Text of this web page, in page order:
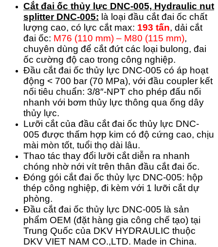
Cắt đai ốc thủy lực DNC-005, Hydraulic nut
splitter DNC-005: là loại đầu cắt đai ốc chất
lượng cao, có lực cắt max: 193 tấn, dải cắt
đai ốc: M76 (110 mm) – M80 (115 mm),
chuyên dùng để cắt đứt các loại bulong, đai
ốc cường độ cao trong công nghiệp.
Đầu cắt đai ốc thủy lực DNC-005 có áp hoạt
động < 700 bar (70 MPa), với đầu coupler kết
nối tiêu chuẩn: 3/8″-NPT cho phép đấu nối
nhanh với bơm thủy lực thông qua ống dây
thủy lực.
Lưỡi cắt của đầu cắt đai ốc thủy lực DNC-
005 được thấm hợp kim có độ cứng cao, chịu
mài mòn tốt, tuổi thọ dài lâu.
Thao tác thay đổi lưỡi cắt diễn ra nhanh
chóng nhờ nới vít trên thân đầu cắt đai ốc.
Đóng gói cắt đai ốc thủy lực DNC-005: hộp
thép công nghiệp, đi kèm với 1 lưỡi cắt dự
phòng.
Đầu cắt đai ốc thủy lực DNC-005 là sản
phẩm OEM (đặt hàng gia công chế tạo) tại
Trung Quốc của DKV HYDRAULIC thuộc
DKV VIET NAM CO.,LTD. Made in China.